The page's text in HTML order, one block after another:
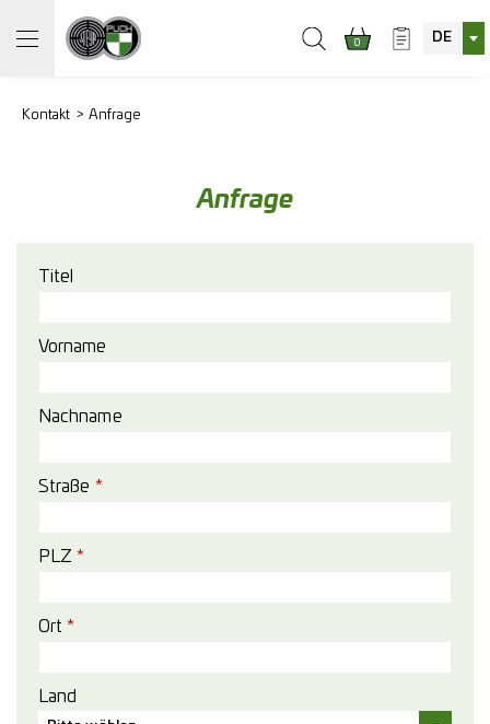
0 DE
Kontakt Anfrage
Anfrage
Titel
Vorname
Nachname
Straße *
PLZ*
Ort*
Land